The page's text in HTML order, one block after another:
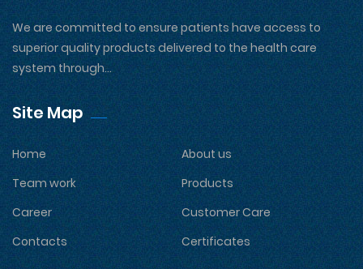
We are committed to ensure patients have access to
superior quality products delivered to the health care
system through...
Site Map
Home
About us
Team work
Products
Career
Customer Care
Contacts
Certificates